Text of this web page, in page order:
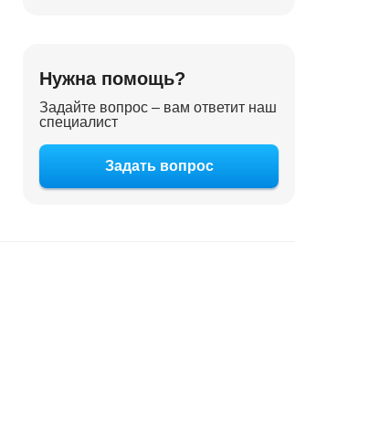
Нужна помощь?
Задайте вопрос – вам ответит наш
специалист
Задать вопрос